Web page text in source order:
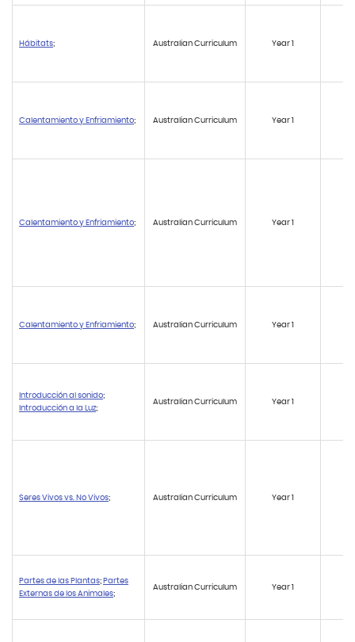
Hábitats; Australian Curriculum Year 1
Calentamiento y Enfriamiento; Australian Curriculum Year 1
Calentamiento y Enfriamiento; Australian Curriculum Year 1
Calentamiento y Enfriamiento; Australian Curriculum Year 1
Introducción al sonido;
Introducción a la Luz;
Australian Curriculum Year 1
Seres Vivos vs. No Vivos; Australian Curriculum Year 1
Partes de las Plantas; Partes
Externas de los Animales;
Australian Curriculum Year 1